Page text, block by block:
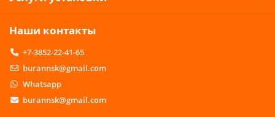
Регулятор для теплого пола – возможность
покрытия, установленную пользователем.
достигнут, система автоматически отключит
отопление, а в случае остывания включит
вновь. Такая работа терморегулятора
позволяет сэкономить на потреблении
электроэнергии, а также выставлять
Наши контакты
+7-3852-22-41-65
burannsk@gmail.com
Whatsapp
burannsk@gmail.com